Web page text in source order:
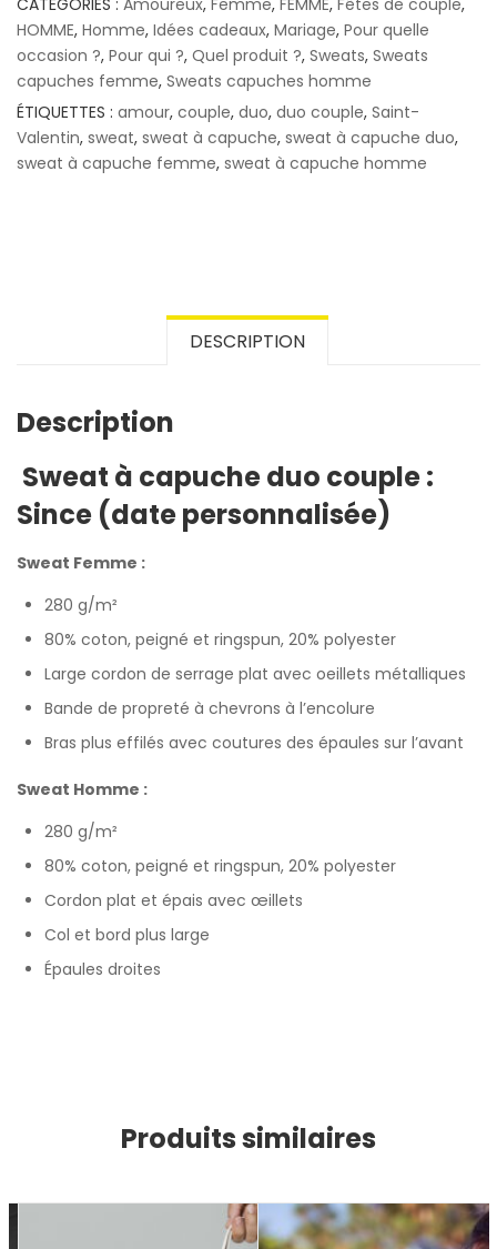
CATÉGORIES : Amoureux, Femme, FEMME, Fêtes de couple,
HOMME, Homme, Idées cadeaux, Mariage, Pour quelle
occasion ?, Pour qui ?, Quel produit ?, Sweats, Sweats
capuches femme, Sweats capuches homme
ÉTIQUETTES : amour, couple, duo, duo couple, Saint-
Valentin, sweat, sweat à capuche, sweat à capuche duo,
sweat à capuche femme, sweat à capuche homme
DESCRIPTION
Description
Sweat à capuche duo couple :
Since (date personnalisée)
Sweat Femme :
280 g/m²
80% coton, peigné et ringspun, 20% polyester
Large cordon de serrage plat avec oeillets métalliques
Bande de propreté à chevrons à l’encolure
Bras plus effilés avec coutures des épaules sur l’avant
Sweat Homme :
280 g/m²
80% coton, peigné et ringspun, 20% polyester
Cordon plat et épais avec œillets
Col et bord plus large
Épaules droites
Produits similaires